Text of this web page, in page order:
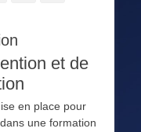
et de
en place pour
une formation